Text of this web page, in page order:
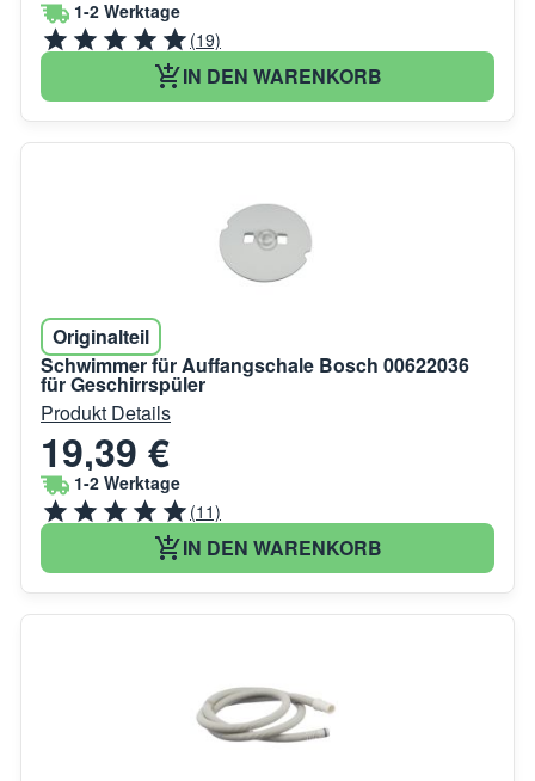
1-2 Werktage
(19)
IN DEN WARENKORB
Originalteil
Schwimmer für Auffangschale Bosch 00622036
für Geschirrspüler
Produkt Details
19,39 €
1-2 Werktage
(11)
IN DEN WARENKORB